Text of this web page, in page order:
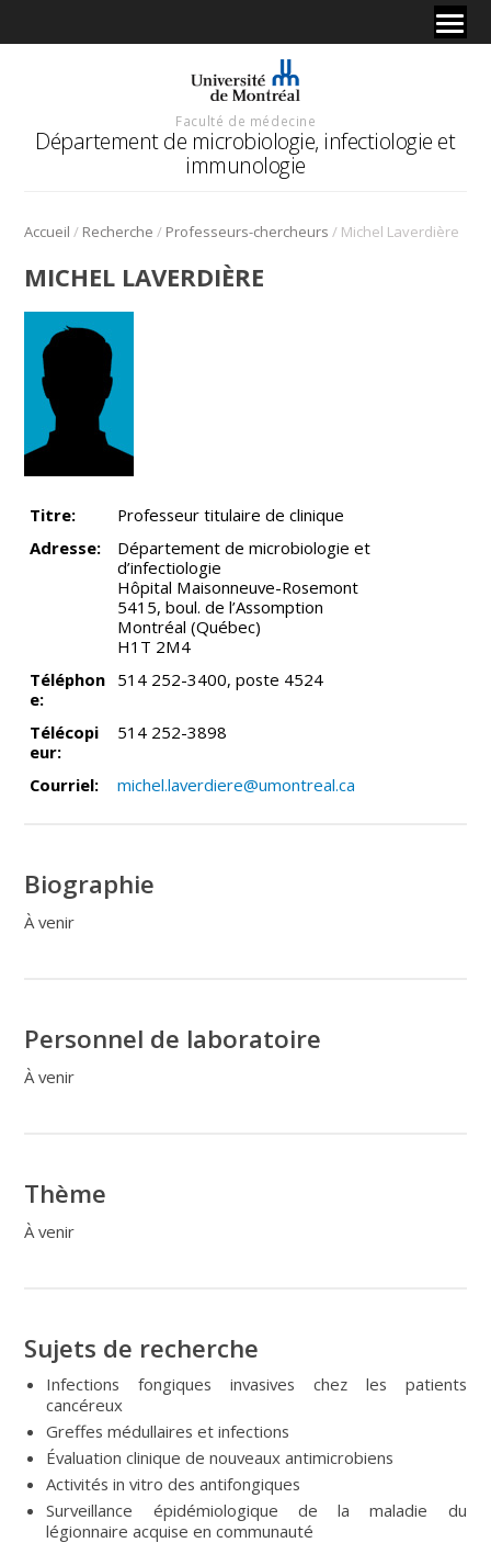
Faculté de médecine
Département de microbiologie, infectiologie et
immunologie
Accueil / Recherche / Professeurs-chercheurs / Michel Laverdière
MICHEL LAVERDIÈRE
Titre:
Professeur titulaire de clinique
Adresse:
Département de microbiologie et
d’infectiologie
Hôpital Maisonneuve-Rosemont
5415, boul. de l’Assomption
Montréal (Québec)
H1T 2M4
Téléphon
e:
514 252-3400, poste 4524
Télécopi
eur:
514 252-3898
Courriel: michel.laverdiere@umontreal.ca
Biographie
À venir
Personnel de laboratoire
À venir
Thème
À venir
Sujets de recherche
Infections fongiques invasives chez les patients
cancéreux
Greffes médullaires et infections
Évaluation clinique de nouveaux antimicrobiens
Activités in vitro des antifongiques
Surveillance épidémiologique de la maladie du
légionnaire acquise en communauté